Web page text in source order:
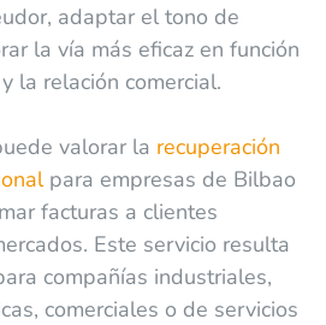
adaptar el tono de
la vía más eficaz en función
la relación comercial.
valorar la recuperación
para empresas de Bilbao
facturas a clientes
Este servicio resulta
compañías industriales,
comerciales o de servicios